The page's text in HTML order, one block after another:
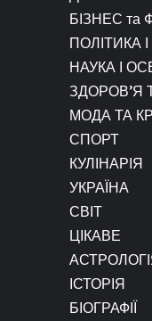
БІЗНЕС та
ПОЛІТИКА
НАУКА І
ЗДОРОВ’Я
МОДА ТА
СПОРТ
КУЛІНАРІЯ
УКРАЇНА
СВІТ
ЦІКАВЕ
ІСТОРІЯ
БІОГРАФІЇ